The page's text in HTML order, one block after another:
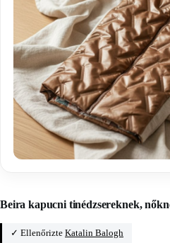
Beira kapucni tinédzsereknek,
✓ Ellenőrizte Katalin Balogh